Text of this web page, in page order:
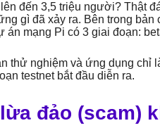
đến 3,5 triệu người? Thật
gì đã xảy ra. Bên trong bản
án mạng Pi có 3 giai đoạn:
thử nghiệm và ứng dụng chỉ
testnet bắt đầu diễn ra.
đảo (scam)